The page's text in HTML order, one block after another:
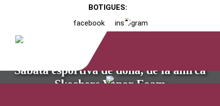
BOTIGUES:
facebook
instagram
Sabata esportiva de dona, de la amrca
Skechers Vapor Foam